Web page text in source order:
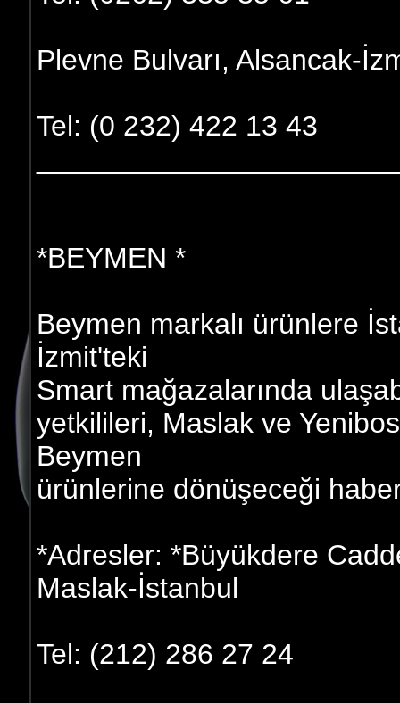
Plevne Bulvarı, Alsancak-
Tel: (0 232) 422 13 43
*BEYMEN *
Beymen markalı ürünlere
İzmit'teki
Smart mağazalarında
yetkilileri, Maslak ve
Beymen
ürünlerine dönüşeceği
*Adresler: *Büyükdere
Maslak-İstanbul
Tel: (212) 286 27 24